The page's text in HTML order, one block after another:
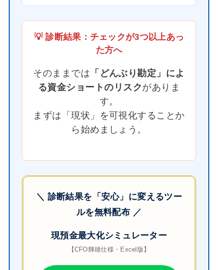
💡 診断結果：チェックが3つ以上あっ
た方へ
そのままでは 「どんぶり勘定」によ
る資金ショートのリスクがありま
す。
まずは「現状」を可視化することか
ら始めましょう。
＼ 診断結果を「安心」に変えるツー
ルを無料配布 ／
現預金最大化シミュレーター
【CFO輝雄仕様・Excel版】